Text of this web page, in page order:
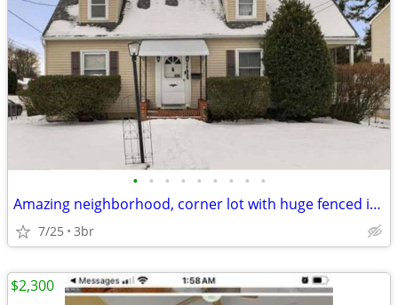
• • • • • • • • •
Amazing neighborhood, corner lot with huge fenced in back yard
7/25 3br
$2,300